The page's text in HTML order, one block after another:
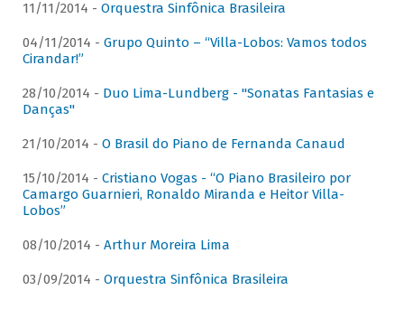
11/11/2014 - Orquestra Sinfônica Brasileira
04/11/2014 - Grupo Quinto – “Villa-Lobos: Vamos todos
Cirandar!”
28/10/2014 - Duo Lima-Lundberg - "Sonatas Fantasias e
Danças"
21/10/2014 - O Brasil do Piano de Fernanda Canaud
15/10/2014 - Cristiano Vogas - “O Piano Brasileiro por
Camargo Guarnieri, Ronaldo Miranda e Heitor Villa-
Lobos”
08/10/2014 - Arthur Moreira Lima
03/09/2014 - Orquestra Sinfônica Brasileira